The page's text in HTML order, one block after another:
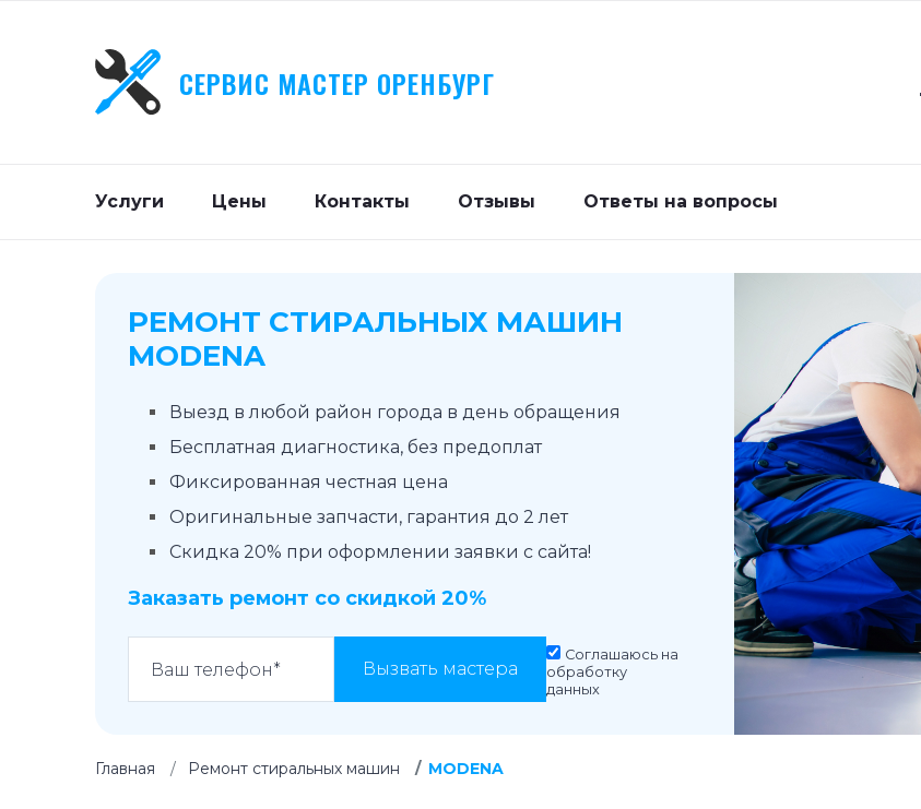
СЕРВИС МАСТЕР ОРЕНБУРГ
Услуги Цены Контакты Отзывы Ответы на вопросы
РЕМОНТ СТИРАЛЬНЫХ МАШИН
MODENA
Выезд в любой район города в день обращения
Бесплатная диагностика, без предоплат
Фиксированная честная цена
Оригинальные запчасти, гарантия до 2 лет
Скидка 20% при оформлении заявки с сайта!
Заказать ремонт со скидкой 20%
Вызвать мастера
Соглашаюсь на
обработку
данных
Главная Ремонт стиральных машин MODENA